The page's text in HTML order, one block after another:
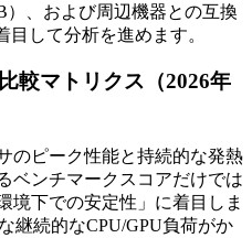
）、および周辺機器との互換
目して分析を進めます。
較マトリクス（2026年
のピーク性能と持続的な発熱
ベンチマークスコアだけでは
境下での安定性」に着目しま
継続的なCPU/GPU負荷がか